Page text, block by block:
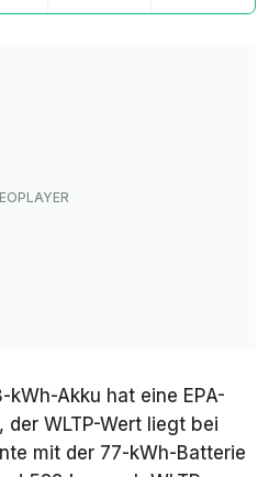
kWh-Akku hat eine EPA-
WLTP-Wert liegt bei
mit der 77-kWh-Batterie